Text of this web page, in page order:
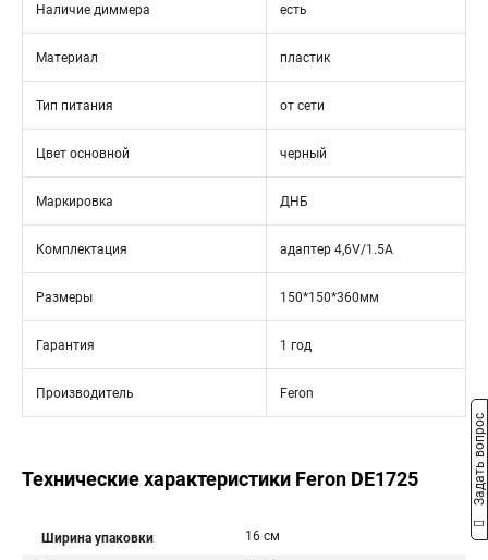
Наличие диммера есть
Материал пластик
Тип питания от сети
Цвет основной черный
Маркировка ДНБ
Комплектация адаптер 4,6V/1.5A
Размеры 150*150*360мм
Гарантия 1 год
Производитель Feron
Технические характеристики Feron DE1725
Ширина упаковки 16 см
Задать вопрос